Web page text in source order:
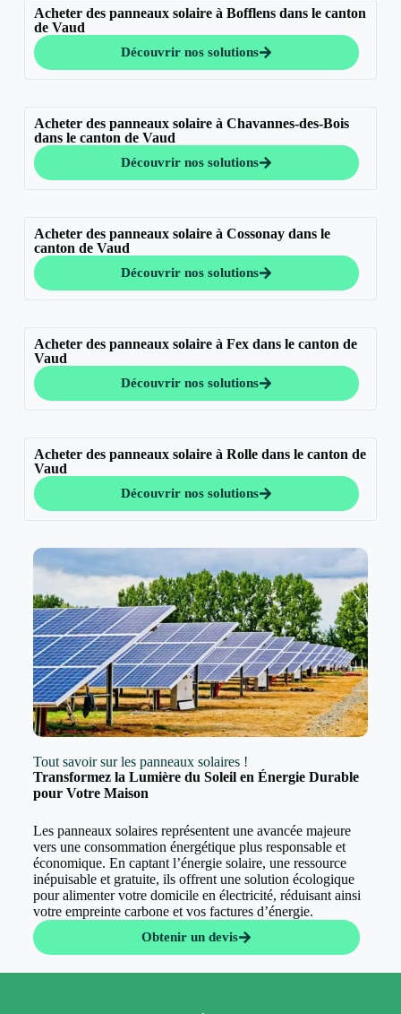
Acheter des panneaux solaire à Bofflens dans le canton
de Vaud
Découvrir nos solutions
Acheter des panneaux solaire à Chavannes-des-Bois
dans le canton de Vaud
Découvrir nos solutions
Acheter des panneaux solaire à Cossonay dans le
canton de Vaud
Découvrir nos solutions
Acheter des panneaux solaire à Fex dans le canton de
Vaud
Découvrir nos solutions
Acheter des panneaux solaire à Rolle dans le canton de
Vaud
Découvrir nos solutions
Tout savoir sur les panneaux solaires !
Transformez la Lumière du Soleil en Énergie Durable
pour Votre Maison
Les panneaux solaires représentent une avancée majeure
vers une consommation énergétique plus responsable et
économique. En captant l’énergie solaire, une ressource
inépuisable et gratuite, ils offrent une solution écologique
pour alimenter votre domicile en électricité, réduisant ainsi
votre empreinte carbone et vos factures d’énergie.
Obtenir un devis